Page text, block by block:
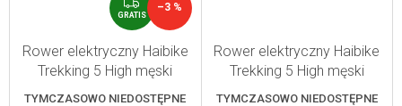
R
A
T
S
GRATIS
–3 %
Rower elektryczny Haibike
Trekking 5 High męski
limonkowy/czarny XL
TYMCZASOWO NIEDOSTĘPNE
Rower elektryczny Haibike
Trekking 5 High męski
oliwkowo-czerwony XXL
TYMCZASOWO NIEDOSTĘPNE